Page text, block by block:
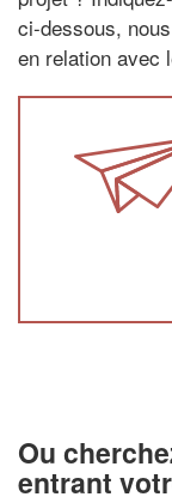
ci-dessous,
en relation avec
Ou
entrant